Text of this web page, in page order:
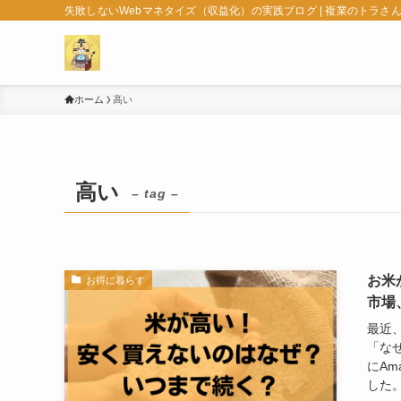
失敗しないWebマネタイズ（収益化）の実践ブログ | 複業のトラさん
ホーム 高い
高い – tag –
お得に暮らす
お米
市場
最近
「
に
した